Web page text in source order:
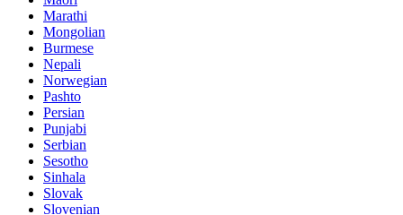
Marathi
Mongolian
Burmese
Nepali
Norwegian
Pashto
Persian
Punjabi
Serbian
Sesotho
Sinhala
Slovak
Slovenian